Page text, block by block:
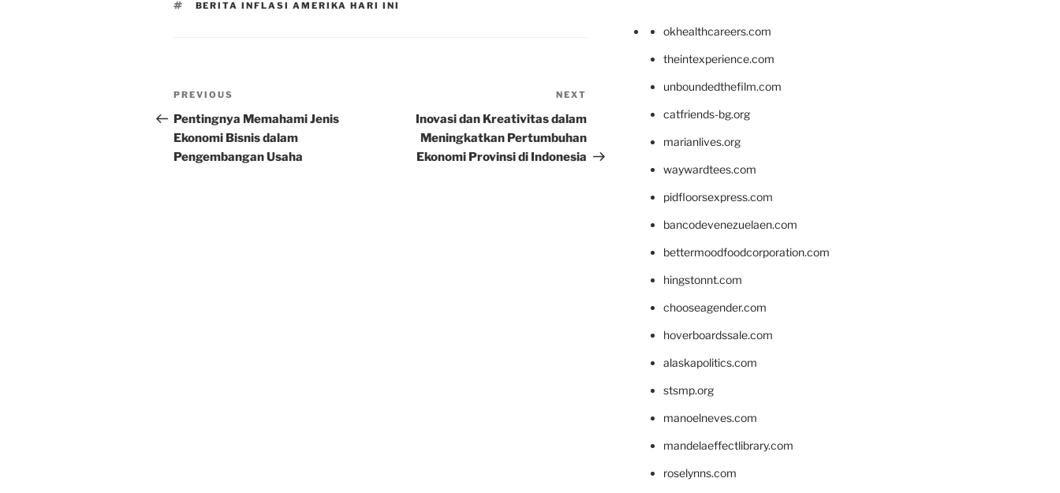
TAGS
BERITA INFLASI AMERIKA HARI INI
Post
navigation
Previous
Post
PREVIOUS
Pentingnya Memahami Jenis
Ekonomi Bisnis dalam
Pengembangan Usaha
Post
NEXT
Inovasi dan Kreativitas dalam
Meningkatkan Pertumbuhan
Ekonomi Provinsi di Indonesia
okhealthcareers.com
theintexperience.com
unboundedthefilm.com
catfriends-bg.org
marianlives.org
waywardtees.com
pidfloorsexpress.com
bancodevenezuelaen.com
bettermoodfoodcorporation.com
hingstonnt.com
chooseagender.com
hoverboardssale.com
alaskapolitics.com
stsmp.org
manoelneves.com
mandelaeffectlibrary.com
roselynns.com